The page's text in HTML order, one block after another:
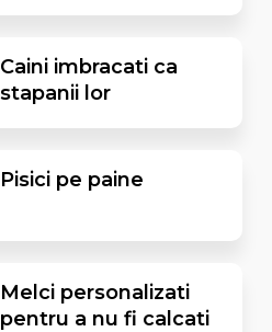
Caini imbracati ca
stapanii lor
Pisici pe paine
Melci personalizati
pentru a nu fi calcati